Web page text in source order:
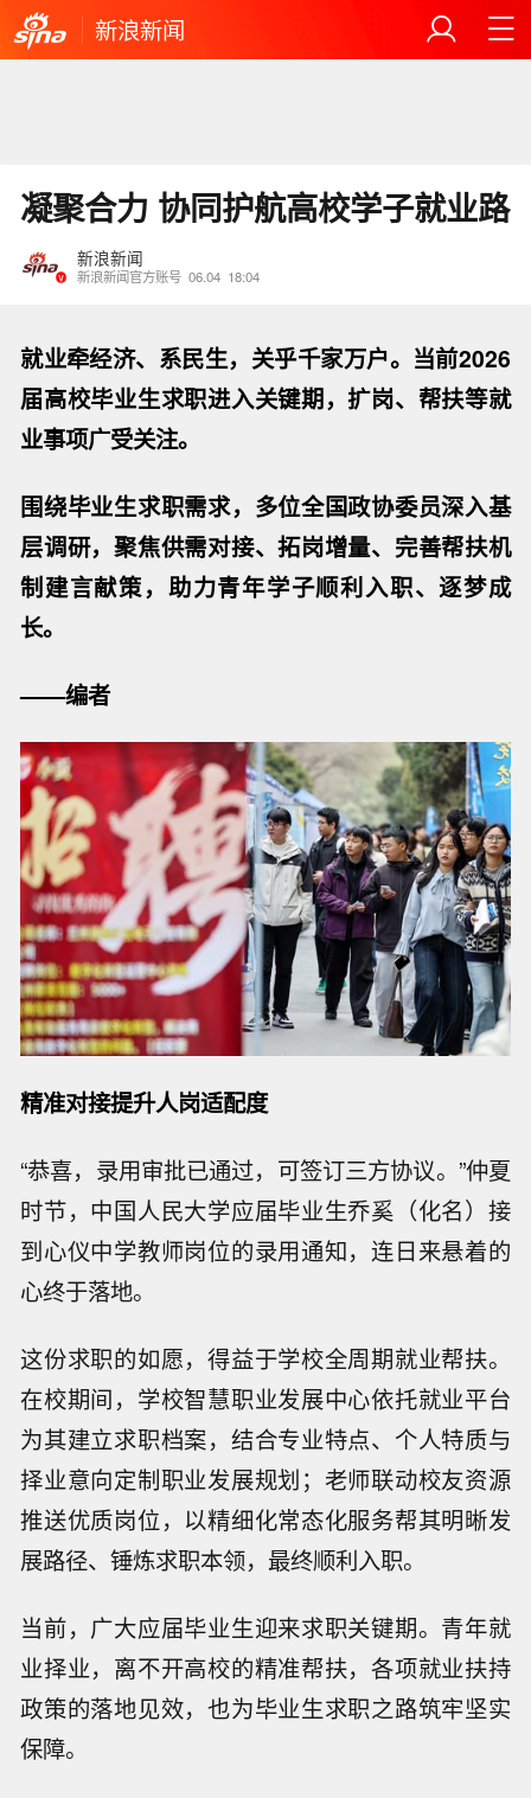
新浪新闻
凝聚合力 协同护航高校学子就业路
新浪新闻
新浪新闻官方账号 06.04 18:04
就业牵经济、系民生，关乎千家万户。当前2026
届高校毕业生求职进入关键期，扩岗、帮扶等就
业事项广受关注。
围绕毕业生求职需求，多位全国政协委员深入基
层调研，聚焦供需对接、拓岗增量、完善帮扶机
制建言献策，助力青年学子顺利入职、逐梦成
长。
——编者
精准对接提升人岗适配度
“恭喜，录用审批已通过，可签订三方协议。”仲夏
时节，中国人民大学应届毕业生乔奚（化名）接
到心仪中学教师岗位的录用通知，连日来悬着的
心终于落地。
这份求职的如愿，得益于学校全周期就业帮扶。
在校期间，学校智慧职业发展中心依托就业平台
为其建立求职档案，结合专业特点、个人特质与
择业意向定制职业发展规划；老师联动校友资源
推送优质岗位，以精细化常态化服务帮其明晰发
展路径、锤炼求职本领，最终顺利入职。
当前，广大应届毕业生迎来求职关键期。青年就
业择业，离不开高校的精准帮扶，各项就业扶持
政策的落地见效，也为毕业生求职之路筑牢坚实
保障。